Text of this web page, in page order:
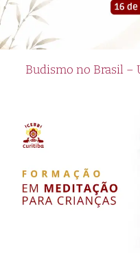
Budismo no Brasil –